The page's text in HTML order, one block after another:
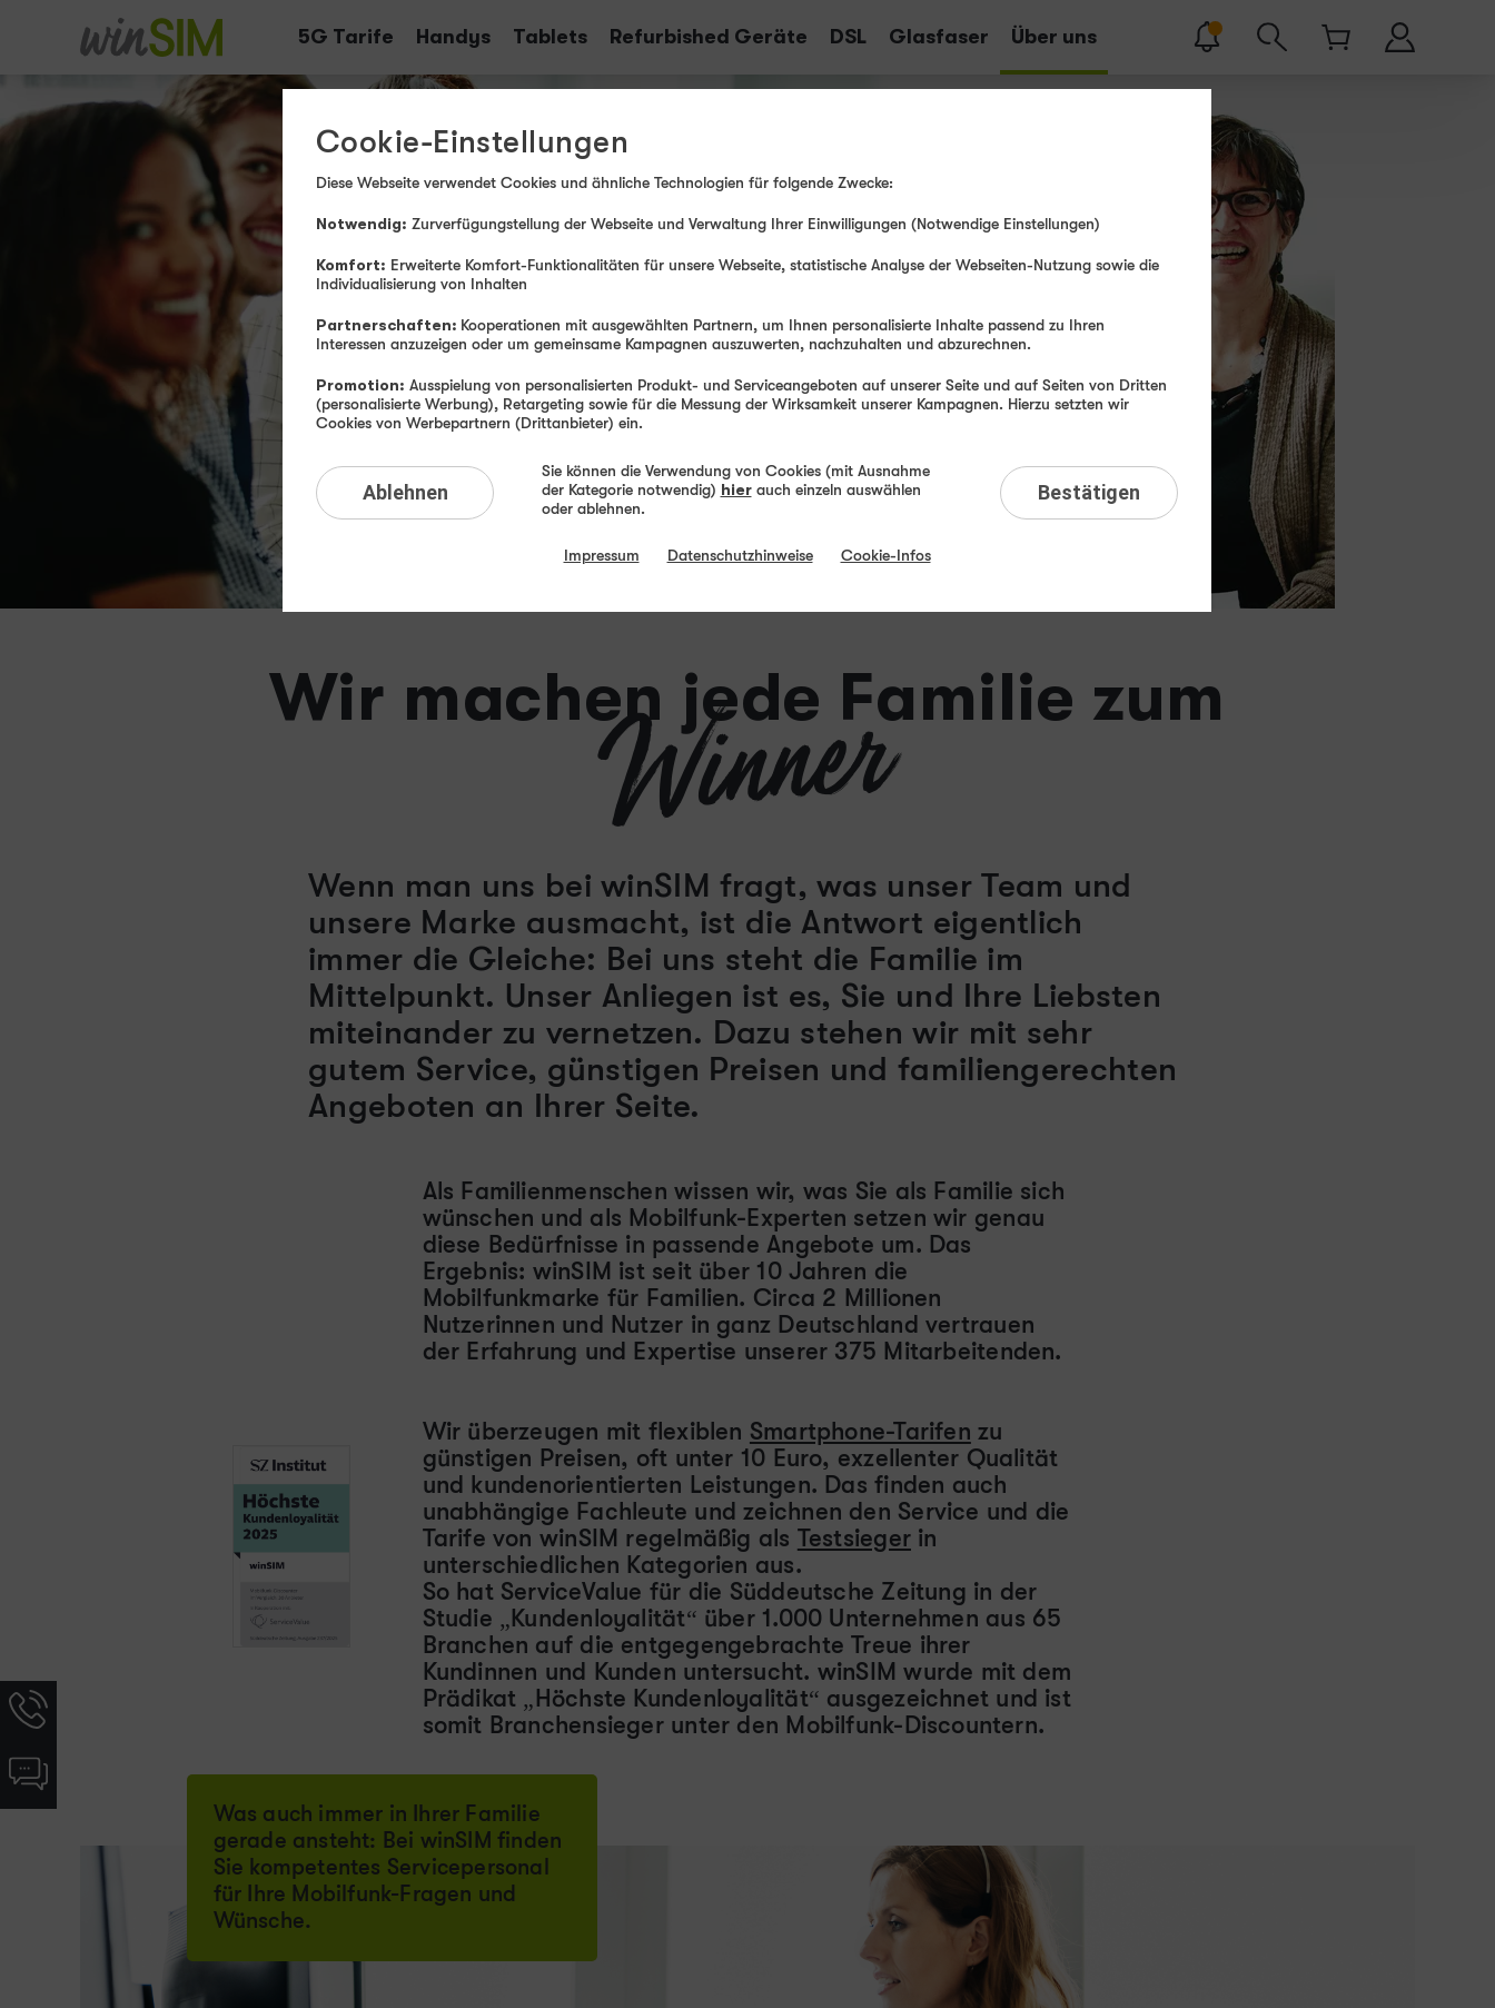
Tarife Handys Tablets Refurbished Geräte DSL Glasfaser Über uns
Wir machen jede Familie zum
Winner
Wenn man uns bei winSIM fragt, was unser Team und
unsere Marke ausmacht, ist die Antwort eigentlich
immer die Gleiche: Bei uns steht die Familie im
Mittelpunkt. Unser Anliegen ist es, Sie und Ihre Liebsten
miteinander zu vernetzen. Dazu stehen wir mit sehr
gutem Service, günstigen Preisen und familiengerechten
Angeboten an Ihrer Seite.
Als Familienmenschen wissen wir, was Sie als Familie sich
wünschen und als Mobilfunk-Experten setzen wir genau
diese Bedürfnisse in passende Angebote um. Das
Ergebnis: winSIM ist seit über 10 Jahren die
Mobilfunkmarke für Familien. Circa 2 Millionen
Nutzerinnen und Nutzer in ganz Deutschland vertrauen
der Erfahrung und Expertise unserer 375 Mitarbeitenden.
Wir überzeugen mit flexiblen Smartphone-Tarifen zu
günstigen Preisen, oft unter 10 Euro, exzellenter Qualität
und kundenorientierten Leistungen. Das finden auch
unabhängige Fachleute und zeichnen den Service und die
Tarife von winSIM regelmäßig als Testsiegerin
unterschiedlichen Kategorien aus.
So hat ServiceValue für die Süddeutsche Zeitung in der
Studie „Kundenloyalität“ über 1.000 Unternehmen aus 65
Branchen auf die entgegengebrachte Treue ihrer
Kundinnen und Kunden untersucht. winSIM wurde mit dem
Prädikat „Höchste Kundenloyalität“ ausgezeichnet und ist
somit Branchensieger unter den Mobilfunk-Discountern.
Was auch immer in Ihrer Familie
gerade ansteht: Bei winSIM finden
Sie kompetentes Servicepersonal
für Ihre Mobilfunk-Fragen und
Wünsche.
Hotline-
Informationen
angezeigt
Chat-
Informationen
werden
Cookie-Einstellungen
Diese Webseite verwendet Cookies und ähnliche Technologien für folgende Zwecke:
Notwendig: Zurverfügungstellung der Webseite und Verwaltung Ihrer Einwilligungen (Notwendige Einstellungen)
Komfort: Erweiterte Komfort-Funktionalitäten für unsere Webseite, statistische Analyse der Webseiten-Nutzung sowie die
Individualisierung von Inhalten
Partnerschaften: Kooperationen mit ausgewählten Partnern, um Ihnen personalisierte Inhalte passend zu Ihren
Interessen anzuzeigen oder um gemeinsame Kampagnen auszuwerten, nachzuhalten und abzurechnen.
Promotion: Ausspielung von personalisierten Produkt- und Serviceangeboten auf unserer Seite und auf Seiten von Dritten
(personalisierte Werbung), Retargeting sowie für die Messung der Wirksamkeit unserer Kampagnen. Hierzu setzten wir
Cookies von Werbepartnern (Drittanbieter) ein.
Ablehnen
Sie können die Verwendung von Cookies (mit Ausnahme
der Kategorie notwendig) hierauch einzeln auswählen
oder ablehnen.
Bestätigen
Impressum Datenschutzhinweise Cookie-Infos